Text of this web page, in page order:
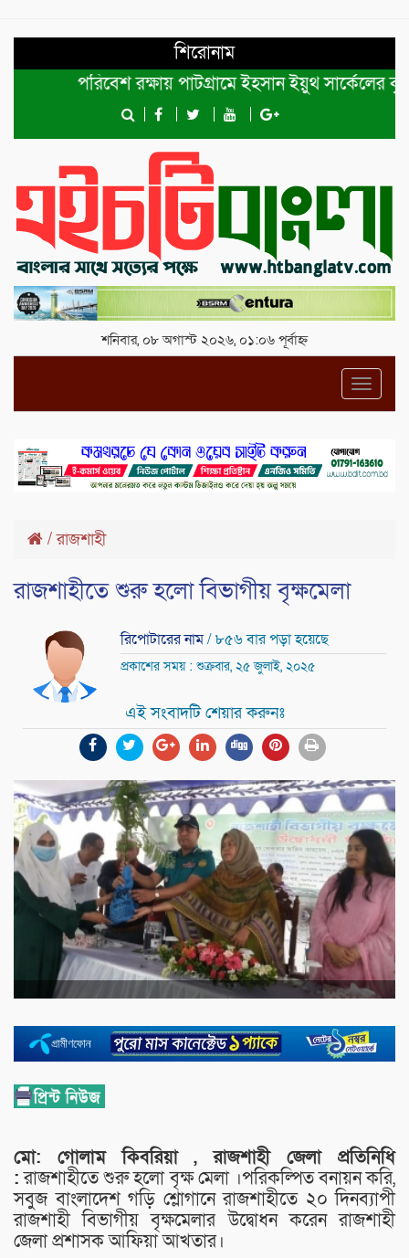
শিরোনাম
পরিবেশ রক্ষায় পাটগ্রামে ইহসান ইয়ুথ সার্কেলের
শনিবার, ০৮ অগাস্ট ২০২৬, ০১:০৬ পূর্বাহ্ন
/রাজশাহী
রাজশাহীতে শুরু হলো বিভাগীয় বৃক্ষমেলা
রিপোটারের নাম/ ৮৫৬ বার পড়া হয়েছে
প্রকাশের সময় : শুক্রবার, ২৫ জুলাই, ২০২৫
এই সংবাদটি শেয়ার করুনঃ
মো: গোলাম কিবরিয়া , রাজশাহী জেলা প্রতিনিধি
:রাজশাহীতে শুরু হলো বৃক্ষ মেলা ।পরিকল্পিত বনায়ন করি,
সবুজ বাংলাদেশ গড়ি শ্লোগানে রাজশাহীতে ২০ দিনব্যাপী
রাজশাহী বিভাগীয় বৃক্ষমেলার উদ্বোধন করেন রাজশাহী
জেলা প্রশাসক আফিয়া আখতার।